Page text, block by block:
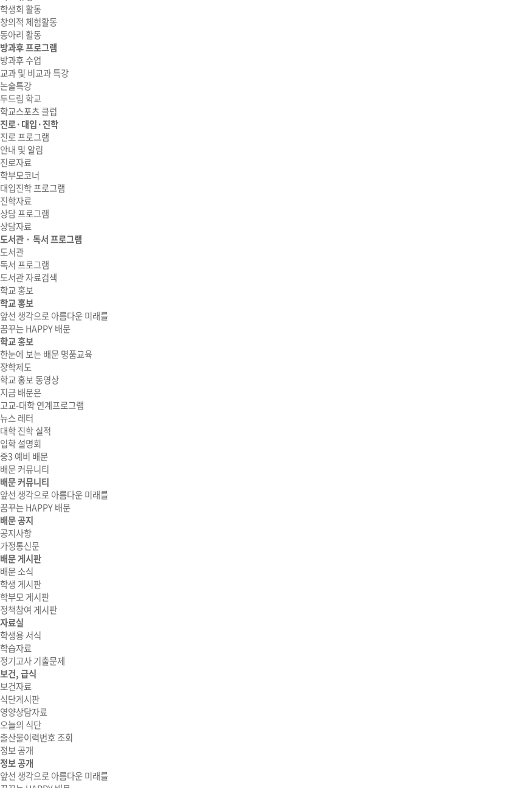
학생회 활동
창의적 체험활동
동아리 활동
방과후 프로그램
방과후 수업
교과 및 비교과 특강
논술특강
두드림 학교
학교스포츠 클럽
진로·대입·진학
진로 프로그램
안내 및 알림
진로자료
학부모코너
대입진학 프로그램
진학자료
상담 프로그램
상담자료
도서관 · 독서 프로그램
도서관
독서 프로그램
도서관 자료검색
학교 홍보
학교 홍보
앞선 생각으로 아름다운 미래를
꿈꾸는 HAPPY 배문
학교 홍보
한눈에 보는 배문 명품교육
장학제도
학교 홍보 동영상
지금 배문은
고교-대학 연계프로그램
뉴스 레터
대학 진학 실적
입학 설명회
중3 예비 배문
배문 커뮤니티
배문 커뮤니티
앞선 생각으로 아름다운 미래를
꿈꾸는 HAPPY 배문
배문 공지
공지사항
가정통신문
배문 게시판
배문 소식
학생 게시판
학부모 게시판
정책참여 게시판
자료실
학생용 서식
학습자료
정기고사 기출문제
보건, 급식
보건자료
식단게시판
영양상담자료
오늘의 식단
출산물이력번호 조회
정보 공개
정보 공개
앞선 생각으로 아름다운 미래를